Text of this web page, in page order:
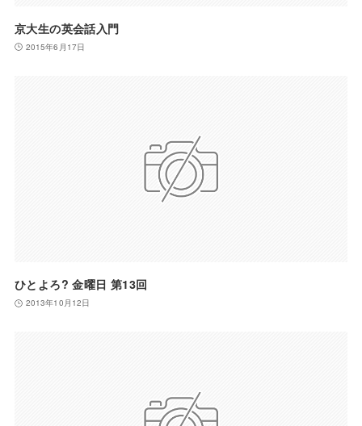
京大生の英会話入門
2015年6月17日
ひとよろ? 金曜日 第13回
2013年10月12日